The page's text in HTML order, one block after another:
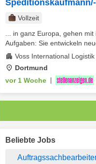
Vollzeit
... in ganz Europa, gehen
Aufgaben: Sie entwickeln
Voss International Logistik
Dortmund
vor 1 Woche
Beliebte Jobs